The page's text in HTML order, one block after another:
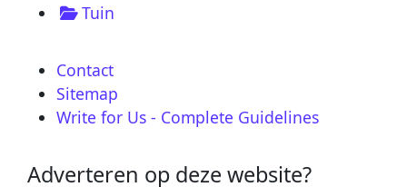
Tuin
Contact
Sitemap
Write for Us - Complete Guidelines
Adverteren op deze website?